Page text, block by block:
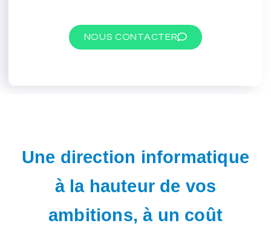
NOUS CONTACTER
Une direction informatique
à la hauteur de vos
ambitions, à un coût